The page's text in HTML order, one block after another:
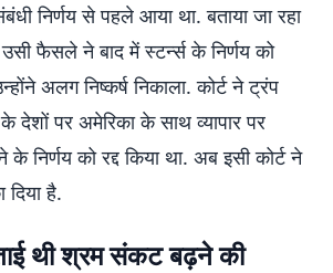
निर्णय से पहले आया था. बताया जा रहा
फैसले ने बाद में स्टर्न्स के निर्णय को
अलग निष्कर्ष निकाला. कोर्ट ने ट्रंप
के देशों पर अमेरिका के साथ व्यापार पर
निर्णय को रद्द किया था. अब इसी कोर्ट ने
दिया है.
थी श्रम संकट बढ़ने की